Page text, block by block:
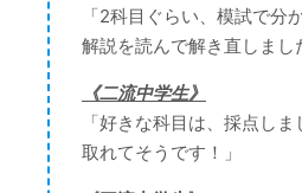
「2科目ぐらい、模試で分
解説を読んで解き直しまし
《二流中学生》
「好きな科目は、採点し
取れてそうです！」